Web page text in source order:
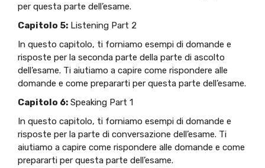
per questa parte dell’esame.
Capitolo 5: Listening Part 2
In questo capitolo, ti forniamo esempi di domande e
risposte per la seconda parte della parte di ascolto
dell’esame. Ti aiutiamo a capire come rispondere alle
domande e come prepararti per questa parte dell’esame.
Capitolo 6: Speaking Part 1
In questo capitolo, ti forniamo esempi di domande e
risposte per la parte di conversazione dell’esame. Ti
aiutiamo a capire come rispondere alle domande e come
prepararti per questa parte dell’esame.